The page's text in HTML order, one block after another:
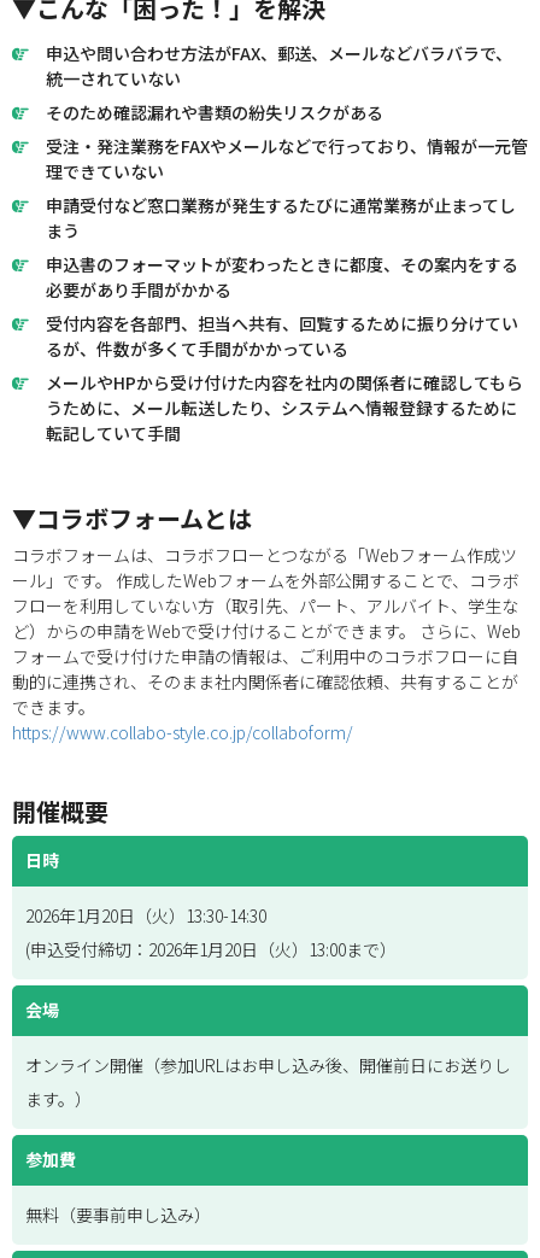
▼こんな「困った！」を解決
申込や問い合わせ方法がFAX、郵送、メールなどバラバラで、
統一されていない
そのため確認漏れや書類の紛失リスクがある
受注・発注業務をFAXやメールなどで行っており、情報が一元管
理できていない
申請受付など窓口業務が発生するたびに通常業務が止まってし
まう
申込書のフォーマットが変わったときに都度、その案内をする
必要があり手間がかかる
受付内容を各部門、担当へ共有、回覧するために振り分けてい
るが、件数が多くて手間がかかっている
メールやHPから受け付けた内容を社内の関係者に確認してもら
うために、メール転送したり、システムへ情報登録するために
転記していて手間
▼コラボフォームとは
コラボフォームは、コラボフローとつながる「Webフォーム作成ツ
ール」です。 作成したWebフォームを外部公開することで、コラボ
フローを利用していない方（取引先、パート、アルバイト、学生な
ど）からの申請をWebで受け付けることができます。 さらに、Web
フォームで受け付けた申請の情報は、ご利用中のコラボフローに自
動的に連携され、そのまま社内関係者に確認依頼、共有することが
できます。
https://www.collabo-style.co.jp/collaboform/
開催概要
日時
2026年1月20日（火）13:30-14:30
(申込受付締切：2026年1月20日（火）13:00まで）
会場
オンライン開催（参加URLはお申し込み後、開催前日にお送りし
ます。）
参加費
無料（要事前申し込み）